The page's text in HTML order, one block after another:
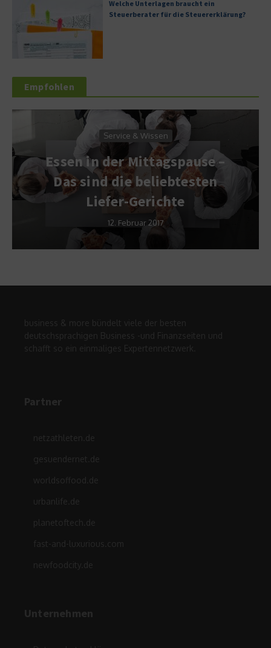
Welche Unterlagen braucht ein
Steuerberater für die Steuererklärung?
Empfohlen
Service & Wissen
Essen in der Mittagspause –
Das sind die beliebtesten
Liefer-Gerichte
12. Februar 2017
business & more bündelt viele der besten
deutschsprachigen Business -und Finanzseiten und
schafft so ein einmaliges Expertennetzwerk.
Partner
netzathleten.de
gesuendernet.de
worldsoffood.de
urbanlife.de
planetoftech.de
fast-and-luxurious.com
newfoodcity.de
Unternehmen